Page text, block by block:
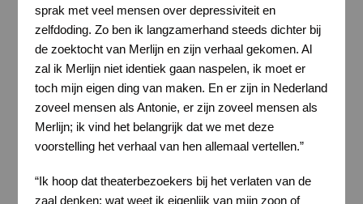
sprak met veel mensen over depressiviteit en
zelfdoding. Zo ben ik langzamerhand steeds dichter bij
de zoektocht van Merlijn en zijn verhaal gekomen. Al
zal ik Merlijn niet identiek gaan naspelen, ik moet er
toch mijn eigen ding van maken. En er zijn in Nederland
zoveel mensen als Antonie, er zijn zoveel mensen als
Merlijn; ik vind het belangrijk dat we met deze
voorstelling het verhaal van hen allemaal vertellen.”
“Ik hoop dat theaterbezoekers bij het verlaten van de
zaal denken: wat weet ik eigenlijk van mijn zoon of